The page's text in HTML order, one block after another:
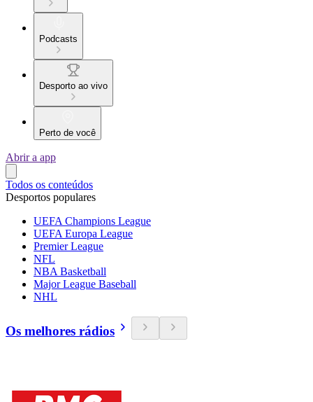
Podcasts
Desporto ao vivo
Perto de você
Abrir a app
Todos os conteúdos
Desportos populares
UEFA Champions League
UEFA Europa League
Premier League
NFL
NBA Basketball
Major League Baseball
NHL
Os melhores rádios